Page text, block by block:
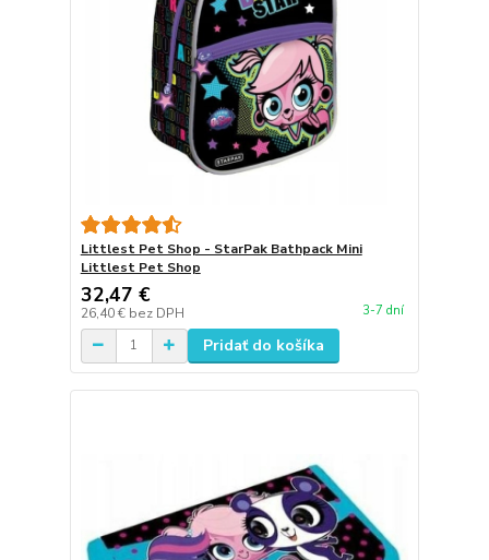
Littlest Pet Shop - StarPak Bathpack Mini
Littlest Pet Shop
32,47 €
26,40 € bez DPH 3-7 dní
Pridať do košíka